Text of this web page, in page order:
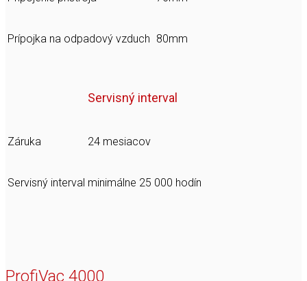
Prípojka na odpadový vzduch 80mm
Servisný interval
Záruka 24 mesiacov
Servisný interval minimálne 25 000 hodín
ProfiVac 4000